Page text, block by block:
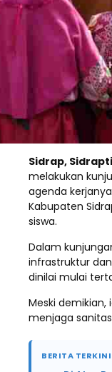
Sidrap,
melakukan
agenda
Kabupaten
siswa.
Dalam
infrastruktur
dinilai mulai
Meski
menjaga
BERITA TERKINI